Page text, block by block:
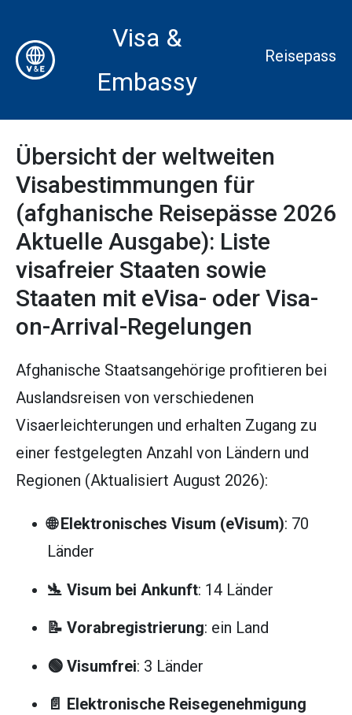
Visa &
Embassy
Reisepass
Übersicht der weltweiten
Visabestimmungen für
(afghanische Reisepässe 2026
Aktuelle Ausgabe): Liste
visafreier Staaten sowie
Staaten mit eVisa- oder Visa-
on-Arrival-Regelungen
Afghanische Staatsangehörige profitieren bei
Auslandsreisen von verschiedenen
Visaerleichterungen und erhalten Zugang zu
einer festgelegten Anzahl von Ländern und
Regionen (Aktualisiert August 2026):
🌐 Elektronisches Visum (eVisum): 70
Länder
🛬 Visum bei Ankunft: 14 Länder
📝 Vorabregistrierung: ein Land
🟢 Visumfrei: 3 Länder
📄 Elektronische Reisegenehmigung